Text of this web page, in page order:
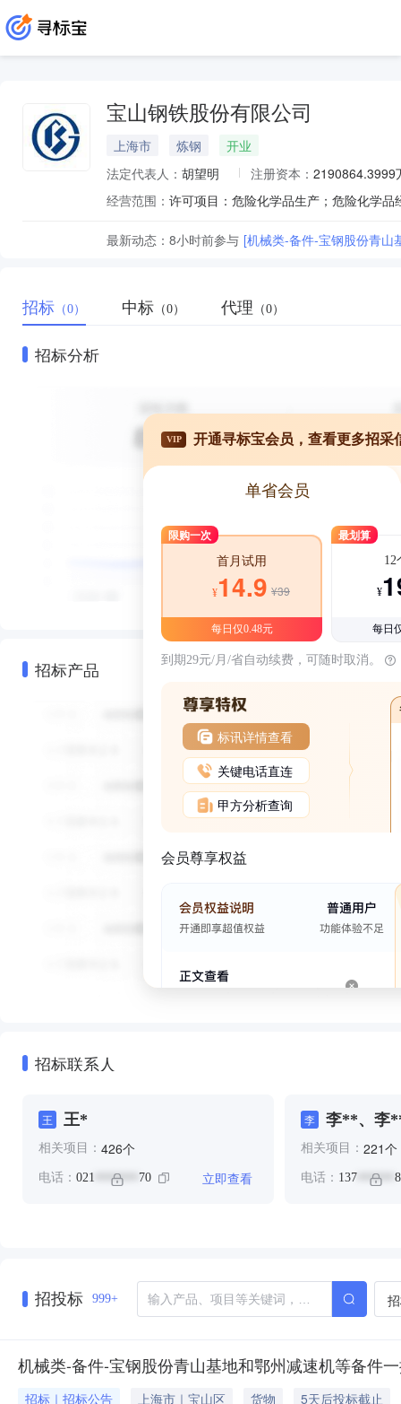
宝山钢铁股份有限公司
上海市 炼钢
开业
法定代表人： 胡望明 注册资本： 2190864.3999
经营范围：
最新动态： 8小时前参与 [机械类-备件-宝钢股份青山
招标 （0） 中标 （0） 代理 （0）
招标分析
招标产品
VIP 开通寻标宝会员，查看更多招采
单省会员
限购一次
首月试用
¥14.9 ¥39
每日仅0.48元
最划算
12
¥
每日
到期29元/月/省自动续费，可随时取消。
标讯详情查看
关键电话直连
甲方分析查询
会员尊享权益
招标联系人
王 王*
相关项目： 426个
电话： 021 ******* 70 立即查看
李 李**、李
相关项目： 221个
电话： 137 ******
招投标 999+
机械类-备件-宝钢股份青山基地和鄂州减速机等备件
招标｜招标公告 上海市｜宝山区 货物
5天后投标截止